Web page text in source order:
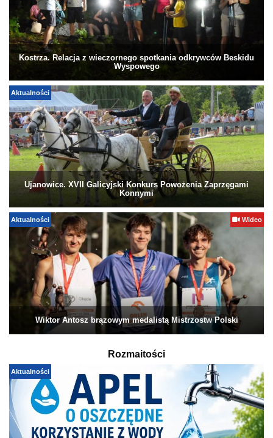
Kostrza. Relacja z wieczornego spotkania odkrywców Beskidu
Wyspowego
Aktualności
Ujanowice. XVII Galicyjski Konkurs Powożenia Zaprzęgami
Konnymi
Aktualności Wideo
Wiktor Antosz brązowym medalistą Mistrzostw Polski
Rozmaitości
Aktualności